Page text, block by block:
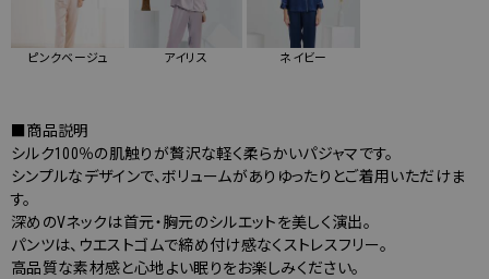
ピンクベージュ アイリス ネイビー
■商品説明
シルク100％の肌触りが贅沢な軽く柔らかいパジャマです。
シンプルなデザインで、ボリュームがありゆったりとご着用いただけま
す。
深めのVネックは首元・胸元のシルエットを美しく演出。
パンツは、ウエストゴムで締め付け感なくストレスフリー。
高品質な素材感と心地よい眠りをお楽しみください。